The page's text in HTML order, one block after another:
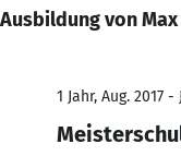
Ausbildung von
1 Jahr, Aug. 2017 -